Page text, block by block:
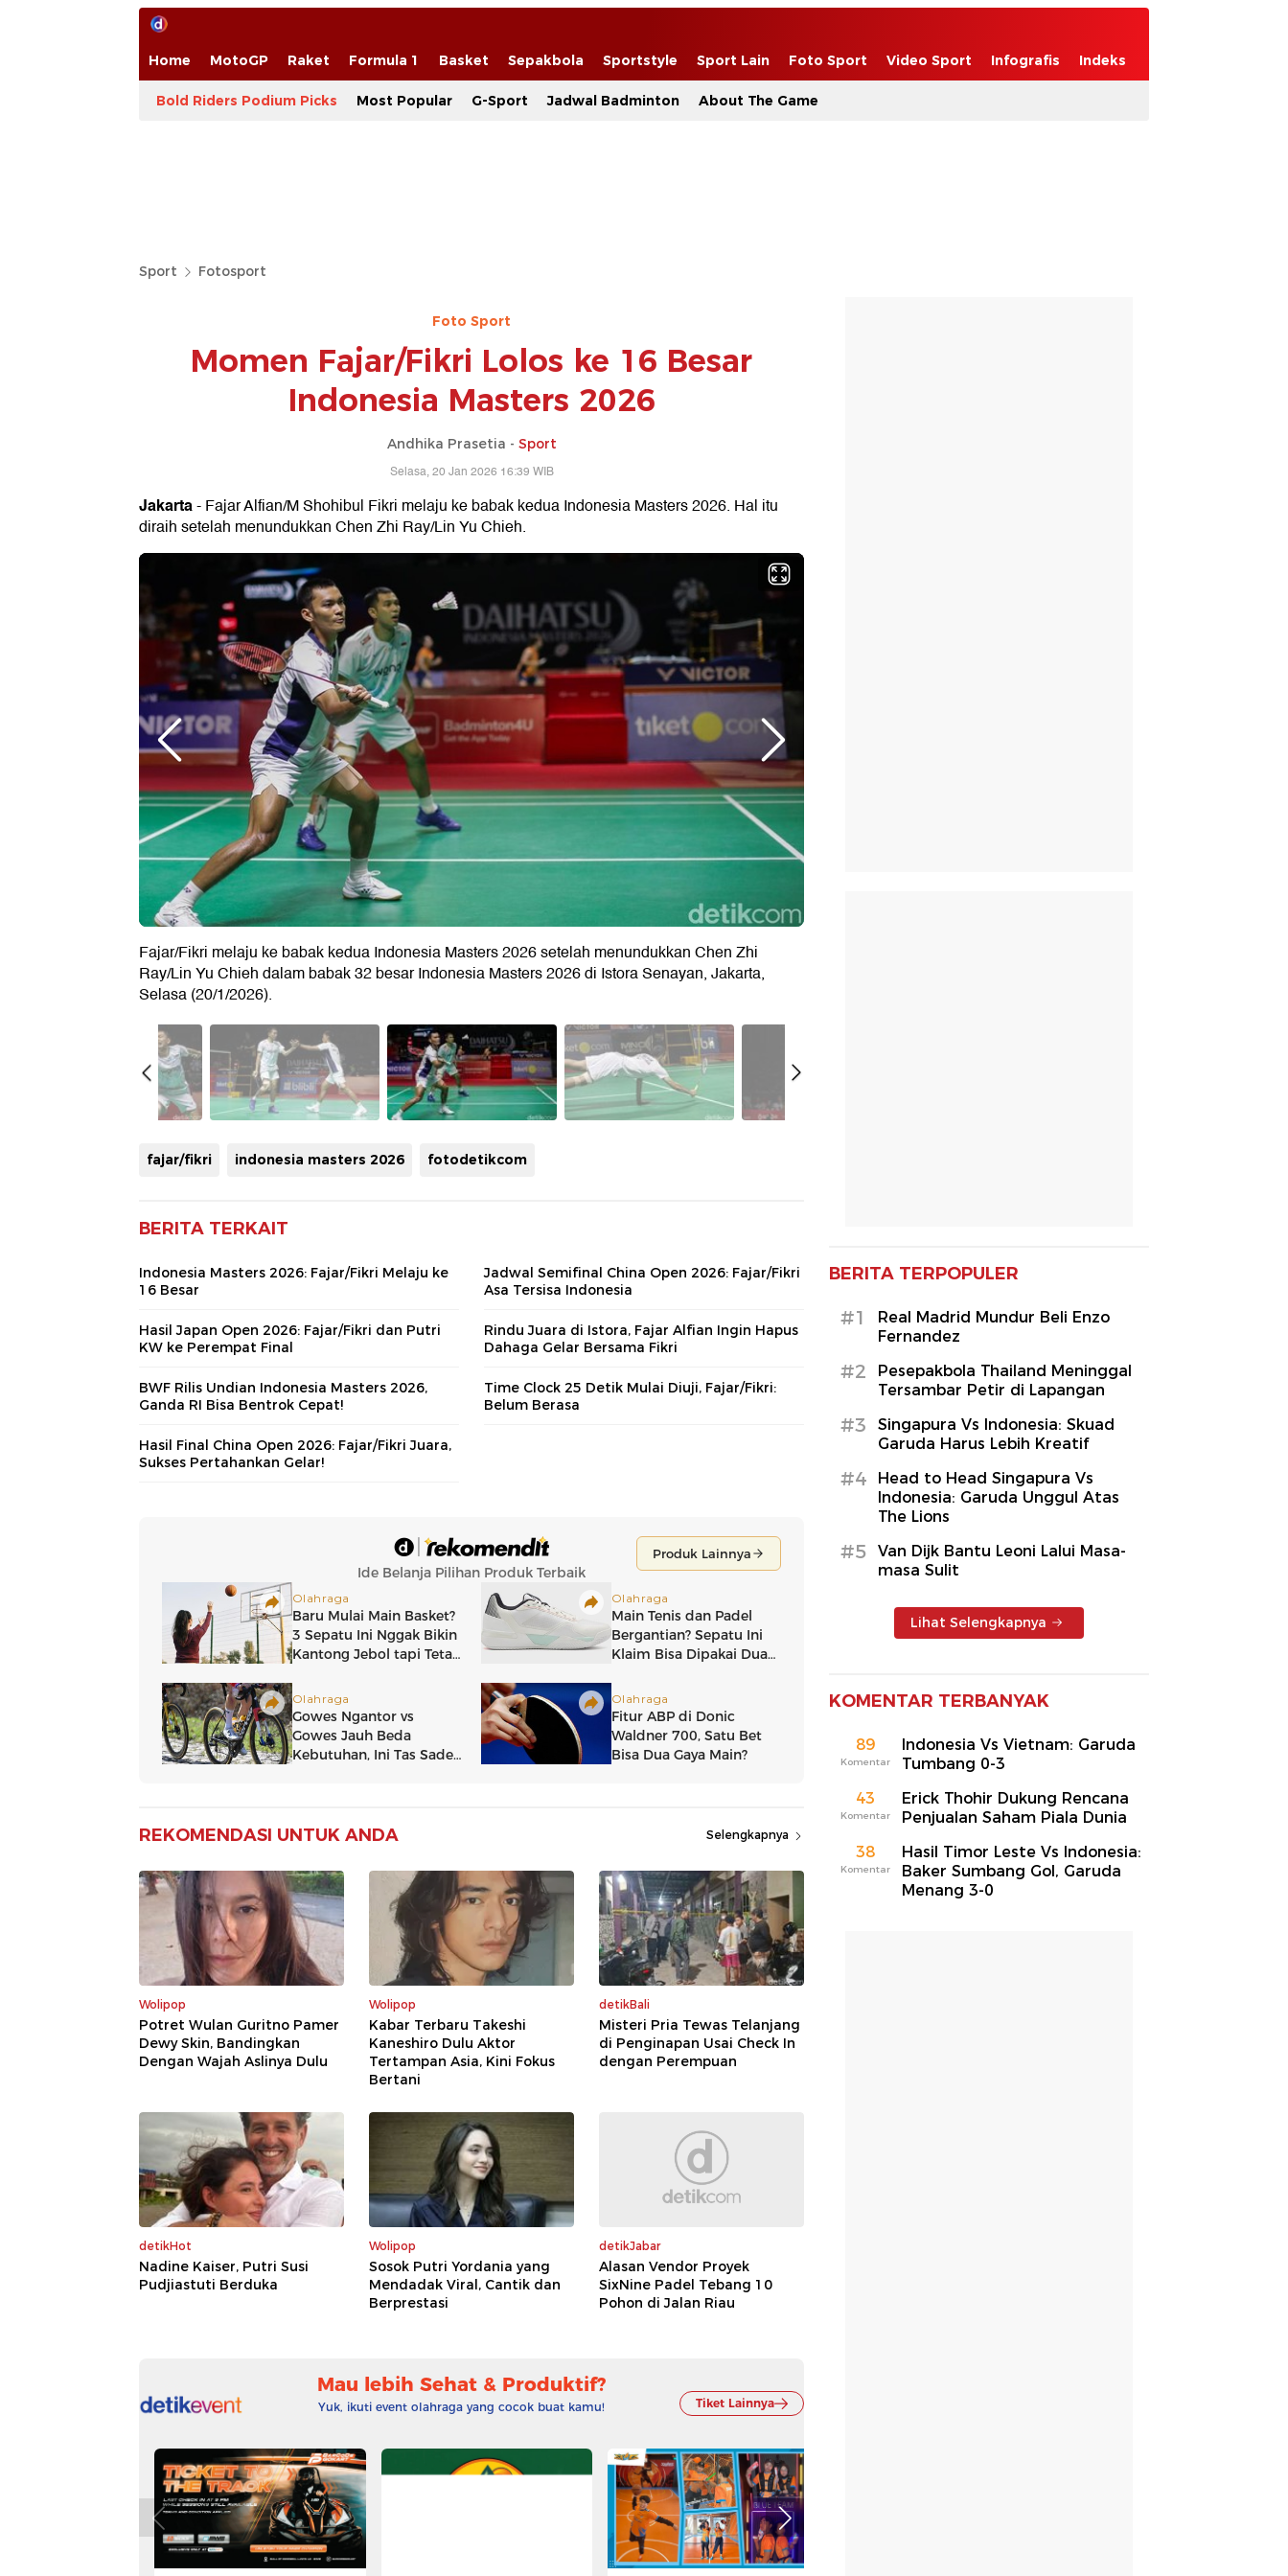
Home MotoGP Raket Formula 1 Basket Sepakbola Sportstyle Sport Lain Foto Sport Video Sport Infografis Indeks
Bold Riders Podium Picks Most Popular G-Sport Jadwal Badminton About The Game
Sport Fotosport
Foto Sport
Momen Fajar/Fikri Lolos ke 16 Besar
Indonesia Masters 2026
Andhika Prasetia - Sport
Selasa, 20 Jan 2026 16:39 WIB
Jakarta- Fajar Alfian/M Shohibul Fikri melaju ke babak kedua Indonesia Masters 2026. Hal itu
diraih setelah menundukkan Chen Zhi Ray/Lin Yu Chieh.
Fajar/Fikri melaju ke babak kedua Indonesia Masters 2026 setelah menundukkan Chen Zhi
Ray/Lin Yu Chieh dalam babak 32 besar Indonesia Masters 2026 di Istora Senayan, Jakarta,
Selasa (20/1/2026).
fajar/fikri indonesia masters 2026 fotodetikcom
BERITA TERKAIT
Indonesia Masters 2026: Fajar/Fikri Melaju ke
16 Besar
Jadwal Semifinal China Open 2026: Fajar/Fikri
Asa Tersisa Indonesia
Hasil Japan Open 2026: Fajar/Fikri dan Putri
KW ke Perempat Final
Rindu Juara di Istora, Fajar Alfian Ingin Hapus
Dahaga Gelar Bersama Fikri
BWF Rilis Undian Indonesia Masters 2026,
Ganda RI Bisa Bentrok Cepat!
Time Clock 25 Detik Mulai Diuji, Fajar/Fikri:
Belum Berasa
Hasil Final China Open 2026: Fajar/Fikri Juara,
Sukses Pertahankan Gelar!
REKOMENDASI UNTUK ANDA Selengkapnya
Wolipop
Potret Wulan Guritno Pamer
Dewy Skin, Bandingkan
Dengan Wajah Aslinya Dulu
Wolipop
Kabar Terbaru Takeshi
Kaneshiro Dulu Aktor
Tertampan Asia, Kini Fokus
Bertani
detikBali
Misteri Pria Tewas Telanjang
di Penginapan Usai Check In
dengan Perempuan
detikHot
Nadine Kaiser, Putri Susi
Pudjiastuti Berduka
Wolipop
Sosok Putri Yordania yang
Mendadak Viral, Cantik dan
Berprestasi
detikJabar
Alasan Vendor Proyek
SixNine Padel Tebang 10
Pohon di Jalan Riau
Mau lebih Sehat & Produktif?
Yuk, ikuti event olahraga yang cocok buat kamu! Tiket Lainnya
BERITA TERPOPULER
#1
Real Madrid Mundur Beli Enzo
Fernandez
#2
Pesepakbola Thailand Meninggal
Tersambar Petir di Lapangan
#3
Singapura Vs Indonesia: Skuad
Garuda Harus Lebih Kreatif
#4
Head to Head Singapura Vs
Indonesia: Garuda Unggul Atas
The Lions
#5
Van Dijk Bantu Leoni Lalui Masa-
masa Sulit
Lihat Selengkapnya
KOMENTAR TERBANYAK
89
Komentar
Indonesia Vs Vietnam: Garuda
Tumbang 0-3
43
Komentar
Erick Thohir Dukung Rencana
Penjualan Saham Piala Dunia
38
Komentar
Hasil Timor Leste Vs Indonesia:
Baker Sumbang Gol, Garuda
Menang 3-0